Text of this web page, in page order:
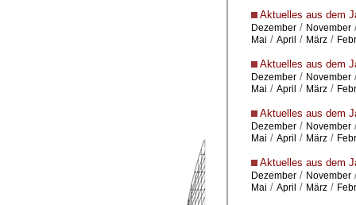
Aktuelles aus dem
Dezember/ November
Mai / April / März/
Aktuelles aus dem
Dezember/ November
Mai / April / März/
Aktuelles aus dem
Dezember/ November
Mai / April / März/
Aktuelles aus dem
Dezember/ November
Mai / April / März/